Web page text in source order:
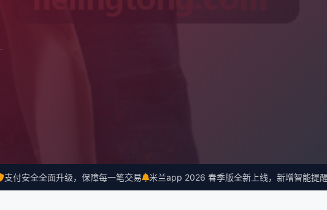
安全全面升级，保障每一笔交易 米兰app 2026 春季版全新上线，新增智能提醒功